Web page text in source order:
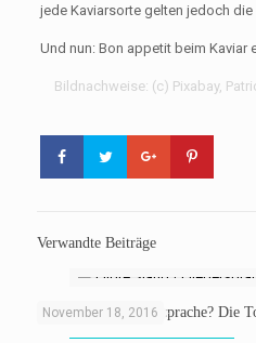
jede Kaviarsorte gelten jedoch die
Und nun: Bon appetit beim Kaviar
Bildnachweise: (c) Pixabay,
Verwandte Beiträge
November 18, 2016
Verstehst Du Fliegersprache? Die